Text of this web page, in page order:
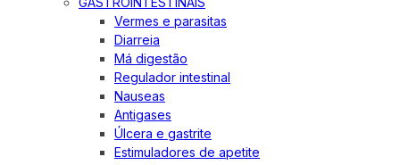
Vermes e parasitas
Diarreia
Má digestão
Regulador intestinal
Nauseas
Antigases
Úlcera e gastrite
Estimuladores de apetite